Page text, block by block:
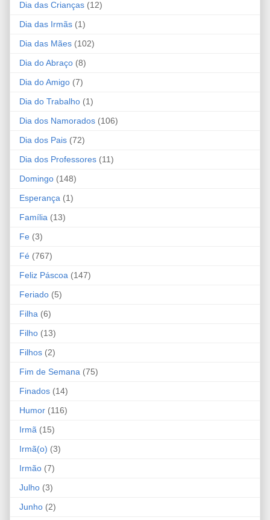
Dia das Crianças (12)
Dia das Irmãs (1)
Dia das Mães (102)
Dia do Abraço (8)
Dia do Amigo (7)
Dia do Trabalho (1)
Dia dos Namorados (106)
Dia dos Pais (72)
Dia dos Professores (11)
Domingo (148)
Esperança (1)
Família (13)
Fe (3)
Fé (767)
Feliz Páscoa (147)
Feriado (5)
Filha (6)
Filho (13)
Filhos (2)
Fim de Semana (75)
Finados (14)
Humor (116)
Irmã (15)
Irmã(o) (3)
Irmão (7)
Julho (3)
Junho (2)